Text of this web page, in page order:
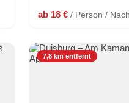
ab 18 € / Person /
7,8 km entfernt